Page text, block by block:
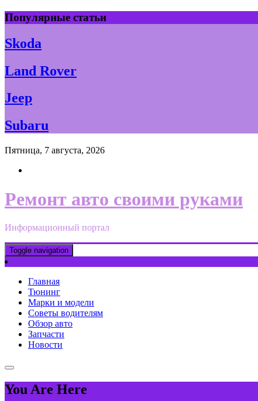
Skip
to
content
Популярные статьи
Skoda
Land Rover
Jeep
Subaru
Пятница, 7 августа, 2026
Ремонт авто своими руками
Информационный портал
Toggle navigation
Главная
Тюнинг
Марки и модели
Советы водителям
Обзор авто
Запчасти
Новости
You Are Here